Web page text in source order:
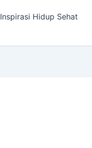
Inspirasi Hidup Sehat